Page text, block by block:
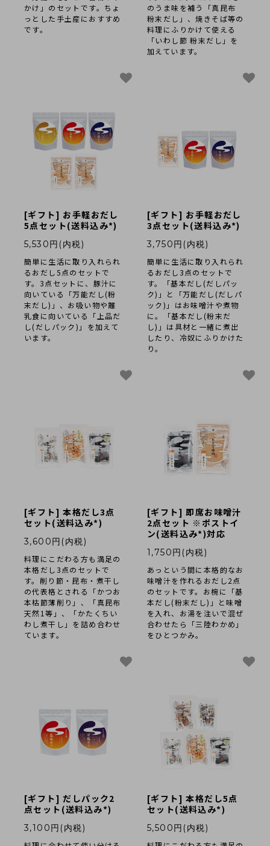
お知らせ
採用情報
特定商取引法に基づく表記
プライバシーポリシー
かけ」のセットです。ちょ
っとした手土産におすすめ
です。
のうま味を補う「真昆布
粉末だし」、焼きそば等の
料理にふりかけて使える
「いわし節 粉末だし」を
加えています。
[ギフト] お手軽おだし
5点セット(送料込み*)
5,530円(内税)
簡単に生活に取り入れられ
るおだし5点のセットで
す。3点セットに、豚汁に
向いている「万能だし(粉
末だし)」、お吸い物や離
乳食に向いている「上品だ
し(だしパック)」を加えて
います。
[ギフト] お手軽おだし
3点セット(送料込み*)
3,750円(内税)
簡単に生活に取り入れられ
るおだし3点のセットで
す。「基本だし(だしパッ
ク)」と「万能だし(だしパ
ック)」はお味噌汁や煮物
に。「基本だし(粉末だ
し)」は具材と一緒に煮出
したり、冷奴にふりかけた
り。
[ギフト] 本格だし3点
セット(送料込み*)
3,600円(内税)
料理にこだわる方も満足の
本格だし3点のセットで
す。削り節・昆布・煮干し
の代表格とされる「かつお
本枯節薄削り」、「真昆布
天然1等」、「かたくちい
わし煮干し」を詰め合わせ
ています。
[ギフト] 即席お味噌汁
2点セット ※ポストイ
ン(送料込み*)対応
1,750円(内税)
あっという間に本格的なお
味噌汁を作れるおだし2点
のセットです。お椀に「基
本だし(粉末だし)」と味噌
を入れ、お湯を注いで混ぜ
合わせたら「三陸わかめ」
をひとつかみ。
[ギフト] だしパック2
点セット(送料込み*)
3,100円(内税)
[ギフト] 本格だし5点
セット(送料込み*)
5,500円(内税)